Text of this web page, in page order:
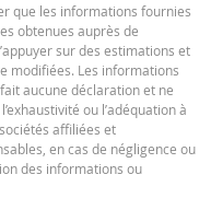
que les informations fournies
obtenues auprès de
sur des estimations et
modifiées. Les informations
aucune déclaration et ne
ou l’adéquation à
affiliées et
en cas de négligence ou
des informations ou